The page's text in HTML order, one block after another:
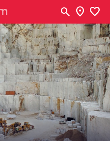
search location_on favorite